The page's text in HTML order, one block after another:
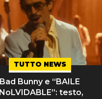
TUTTO NEWS
Bad Bunny e “BAILE
INoLVIDABLE”: testo,